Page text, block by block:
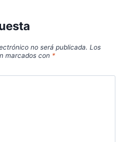
no será publicada. Los
marcados con *